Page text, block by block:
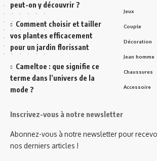
peut-on y découvrir ?
Comment choisir et tailler
vos plantes efficacement
pour un jardin florissant
Cameltoe : que signifie ce
terme dans l’univers de la
mode ?
Jeux
Couple
Décoration
Jean homme
Chaussures
Accessoire
Inscrivez-vous à notre newsletter
Abonnez-vous à notre newsletter pour
nos derniers articles !